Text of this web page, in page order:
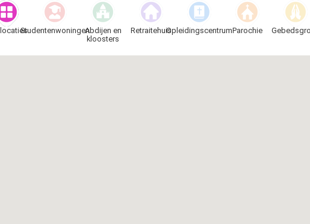
StudentenwoningenAbdijen en
kloosters
RetraitehuisOpleidingscentrumParochie